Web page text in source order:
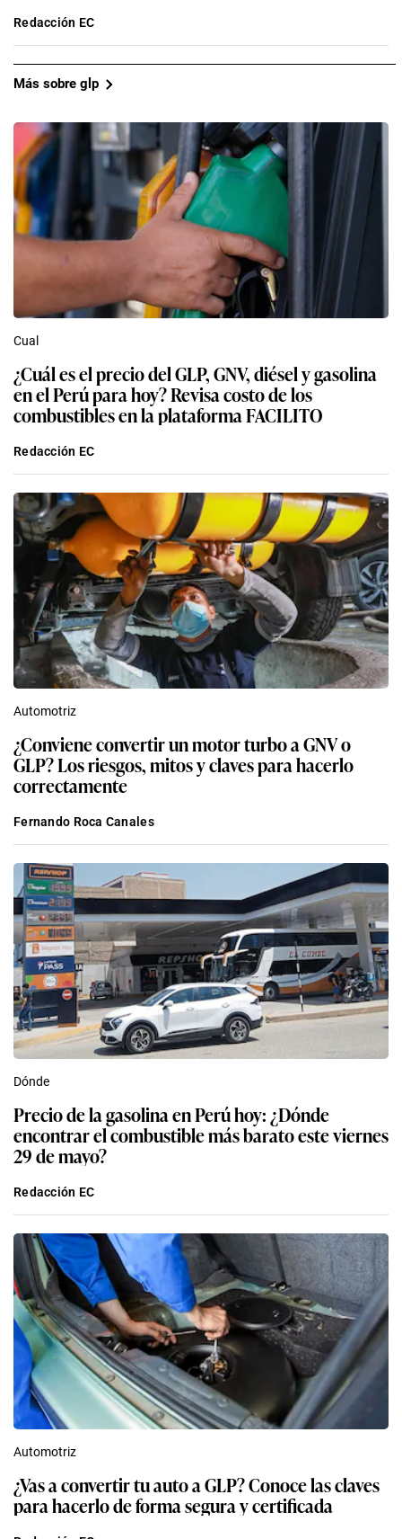
Redacción EC
Más sobre glp
Cual
¿Cuál es el precio del GLP, GNV, diésel y gasolina
en el Perú para hoy? Revisa costo de los
combustibles en la plataforma FACILITO
Redacción EC
Automotriz
¿Conviene convertir un motor turbo a GNV o
GLP? Los riesgos, mitos y claves para hacerlo
correctamente
Fernando Roca Canales
Dónde
Precio de la gasolina en Perú hoy: ¿Dónde
encontrar el combustible más barato este viernes
29 de mayo?
Redacción EC
Automotriz
¿Vas a convertir tu auto a GLP? Conoce las claves
para hacerlo de forma segura y certificada